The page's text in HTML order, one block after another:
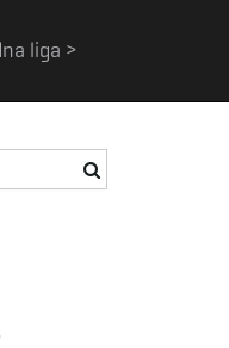
liga >